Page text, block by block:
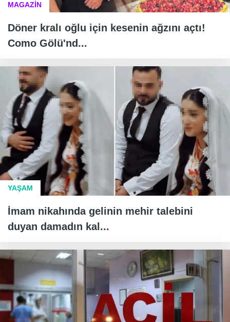
MAGAZİN
Döner kralı oğlu için kesenin ağzını açtı!
Como Gölü'nd...
YAŞAM
İmam nikahında gelinin mehir talebini
duyan damadın kal...